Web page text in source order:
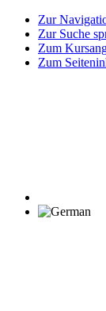
Zur
Zur Suche
Zum
Zum